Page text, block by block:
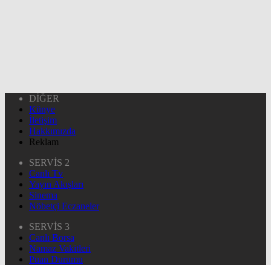
DİĞER
Künye
İletişim
Hakkımızda
Reklam
SERVİS 2
Canlı Tv
Yayın Akışları
Sinema
Nöbetçi Eczaneler
SERVİS 3
Canlı Borsa
Namaz Vakitleri
Puan Durumu